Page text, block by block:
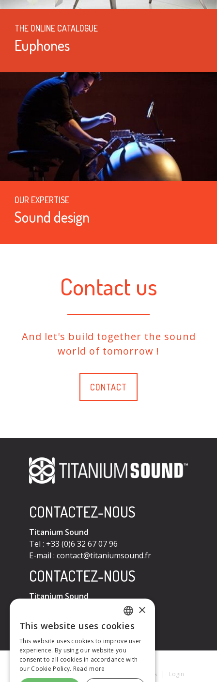
THE ONLINE CATALOGUE
Euphones
OUR EXPERTISE
Sound design
Contact us
And let's build together the sound
world of tomorrow !
CONTACT
CONTACTEZ-NOUS
Titanium Sound
Tel : +33 (0)6 32 67 07 96
E-mail : contact@titaniumsound.fr
CONTACTEZ-NOUS
Titanium Sound
contact@titaniumsound.fr
Titanium Sound © 2026 Mentions Légales| Login
FRENCH
ENGLISH
×
This website uses cookies
This website uses cookies to improve user
experience. By using our website you
consent to all cookies in accordance with
our Cookie Policy. Read more